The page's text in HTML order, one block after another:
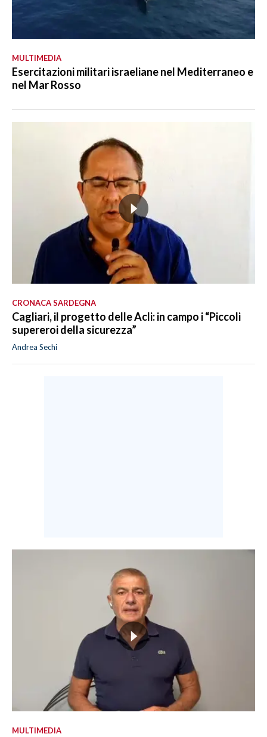
MULTIMEDIA
Esercitazioni militari israeliane nel Mediterraneo e
nel Mar Rosso
CRONACA SARDEGNA
Cagliari, il progetto delle Acli: in campo i “Piccoli
supereroi della sicurezza”
Andrea Sechi
MULTIMEDIA